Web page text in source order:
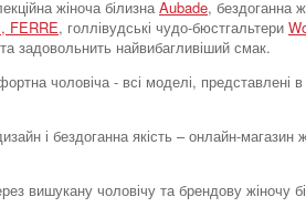
жіноча білизнаAubade, бездоганна
FERRE, голлівудські чудо-бюстгальтери
задовольнить найвибагливіший смак.
чоловіча - всі моделі,
і бездоганна якість – онлайн-магазин
вишукану чоловічу та брендову жіночу